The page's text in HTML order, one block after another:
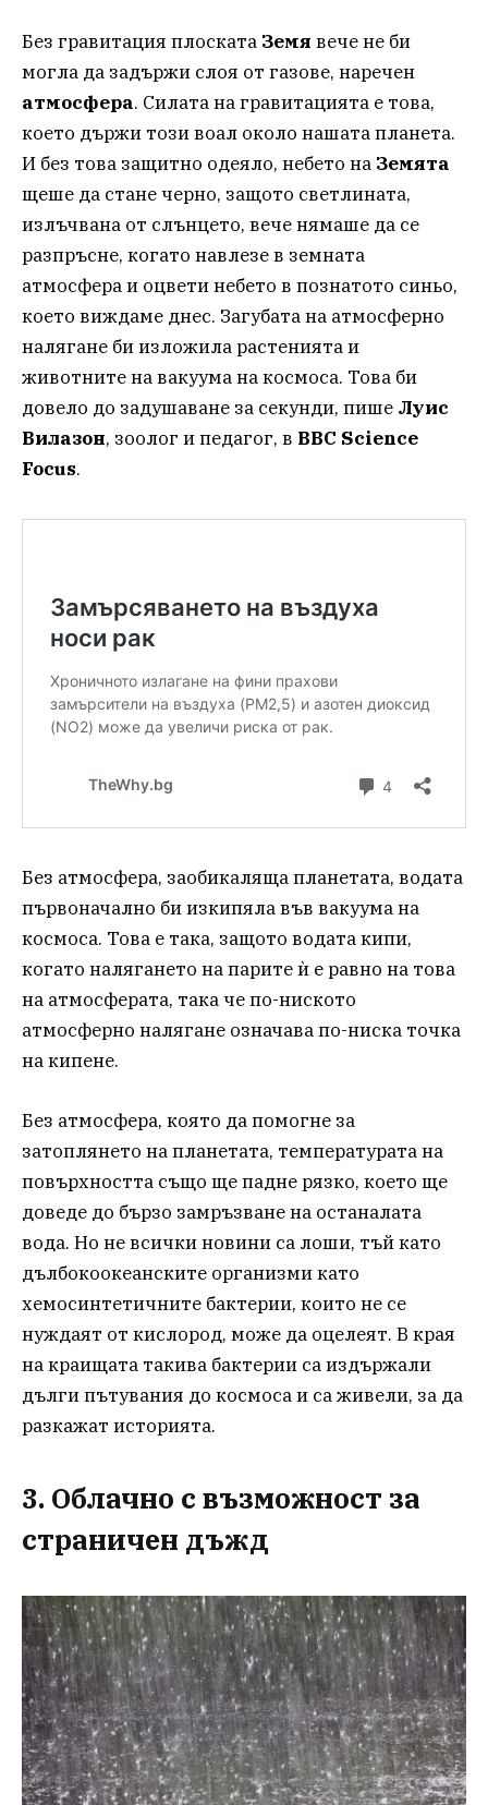
Без гравитация плоската Земя вече не би
могла да задържи слоя от газове, наречен
атмосфера. Силата на гравитацията е това,
което държи този воал около нашата планета.
И без това защитно одеяло, небето на Земята
щеше да стане черно, защото светлината,
излъчвана от слънцето, вече нямаше да се
разпръсне, когато навлезе в земната
атмосфера и оцвети небето в познатото синьо,
което виждаме днес. Загубата на атмосферно
налягане би изложила растенията и
животните на вакуума на космоса. Това би
довело до задушаване за секунди, пише Луис
Вилазон, зоолог и педагог, в BBC Science
Focus.
Без атмосфера, заобикаляща планетата, водата
първоначално би изкипяла във вакуума на
космоса. Това е така, защото водата кипи,
когато налягането на парите ѝ е равно на това
на атмосферата, така че по-ниското
атмосферно налягане означава по-ниска точка
на кипене.
Без атмосфера, която да помогне за
затоплянето на планетата, температурата на
повърхността също ще падне рязко, което ще
доведе до бързо замръзване на останалата
вода. Но не всички новини са лоши, тъй като
дълбокоокеанските организми като
хемосинтетичните бактерии, които не се
нуждаят от кислород, може да оцелеят. В края
на краищата такива бактерии са издържали
дълги пътувания до космоса и са живели, за да
разкажат историята.
3. Облачно с възможност за
страничен дъжд